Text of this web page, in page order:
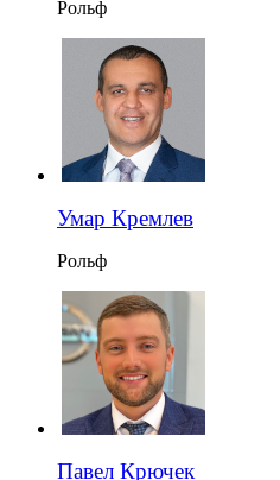
Рольф
Умар Кремлев
Рольф
Павел Крючек